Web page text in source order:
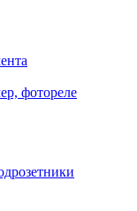
фотореле